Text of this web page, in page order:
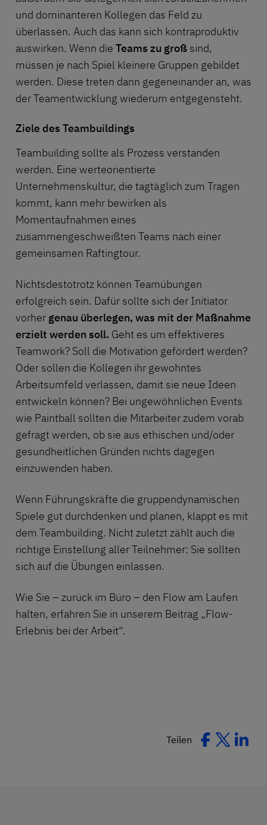
und dominanteren Kollegen das Feld zu
überlassen. Auch das kann sich kontraproduktiv
auswirken. Wenn die Teams zu groß sind,
müssen je nach Spiel kleinere Gruppen gebildet
werden. Diese treten dann gegeneinander an, was
der Teamentwicklung wiederum entgegensteht.
Ziele des Teambuildings
Teambuilding sollte als Prozess verstanden
werden. Eine werteorientierte
Unternehmenskultur, die tagtäglich zum Tragen
kommt, kann mehr bewirken als
Momentaufnahmen eines
zusammengeschweißten Teams nach einer
gemeinsamen Raftingtour.
Nichtsdestotrotz können Teamübungen
erfolgreich sein. Dafür sollte sich der Initiator
vorher genau überlegen, was mit der Maßnahme
erzielt werden soll. Geht es um effektiveres
Teamwork? Soll die Motivation gefördert werden?
Oder sollen die Kollegen ihr gewohntes
Arbeitsumfeld verlassen, damit sie neue Ideen
entwickeln können? Bei ungewöhnlichen Events
wie Paintball sollten die Mitarbeiter zudem vorab
gefragt werden, ob sie aus ethischen und/oder
gesundheitlichen Gründen nichts dagegen
einzuwenden haben.
Wenn Führungskräfte die gruppendynamischen
Spiele gut durchdenken und planen, klappt es mit
dem Teambuilding. Nicht zuletzt zählt auch die
richtige Einstellung aller Teilnehmer: Sie sollten
sich auf die Übungen einlassen.
Wie Sie – zurück im Büro – den Flow am Laufen
halten, erfahren Sie in unserem Beitrag „Flow-
Erlebnis bei der Arbeit“.
Teilen